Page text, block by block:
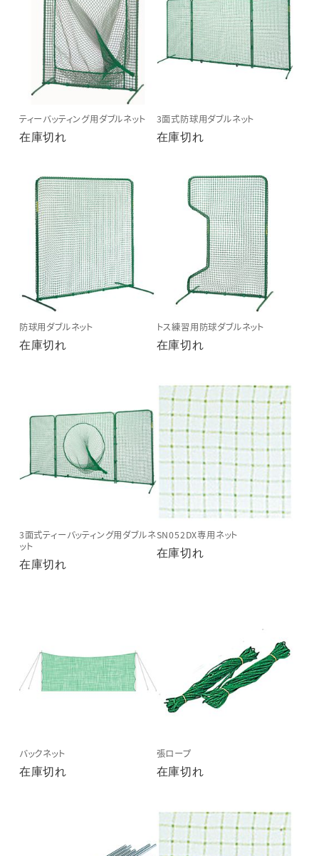
ティーバッティング用ダブルネット
在庫切れ
3面式防球用ダブルネット
在庫切れ
防球用ダブルネット
在庫切れ
トス練習用防球ダブルネット
在庫切れ
3面式ティーバッティング用ダブルネ
ット
在庫切れ
SN052DX専用ネット
在庫切れ
バックネット
在庫切れ
張ロープ
在庫切れ